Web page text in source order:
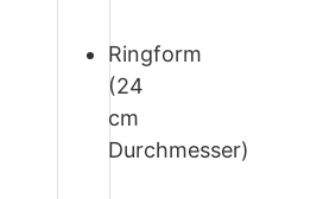
Ringform
(24
cm
Durchmesser)